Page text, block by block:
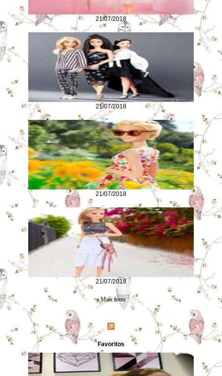
21/07/2018
21/07/2018
21/07/2018
21/07/2018
« Mais fotos
Favoritos